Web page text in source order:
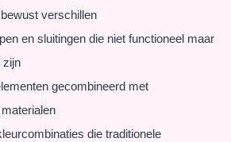
verschillen
en sluitingen die niet functioneel maar
zijn
gecombineerd met
die traditionele